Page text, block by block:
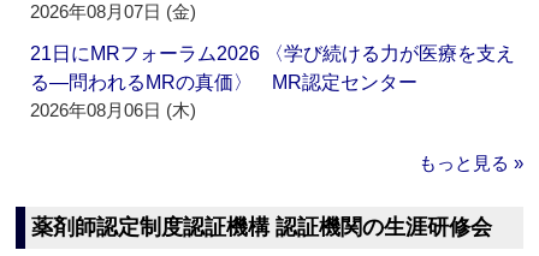
2026年08月07日 (金)
21日にMRフォーラム2026 〈学び続ける力が医療を支え
る―問われるMRの真価〉 MR認定センター
2026年08月06日 (木)
もっと見る »
薬剤師認定制度認証機構 認証機関の生涯研修会